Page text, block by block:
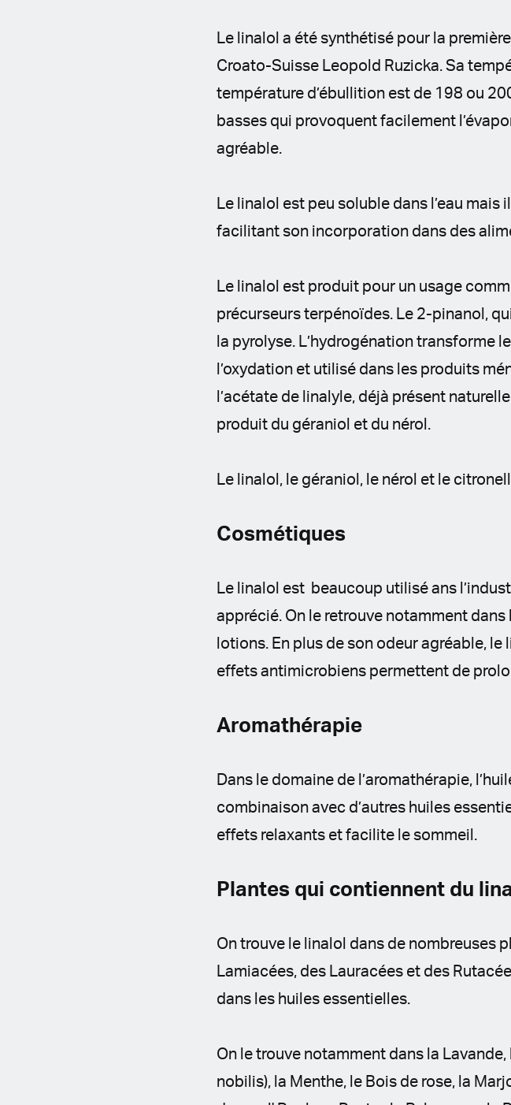
Le linalol a été synthétisé pour la
Croato-Suisse Leopold Ruzicka. Sa
température d’ébullition est de 198 ou
basses qui provoquent facilement
agréable.
Le linalol est peu soluble dans l’eau mais
facilitant son incorporation dans des
Le linalol est produit pour un usage
précurseurs terpénoïdes. Le 2-pinanol,
la pyrolyse. L’hydrogénation transforme
l’oxydation et utilisé dans les produits
l’acétate de linalyle, déjà présent
produit du géraniol et du nérol.
Le linalol, le géraniol, le nérol et le
Cosmétiques
Le linalol est beaucoup utilisé ans
apprécié. On le retrouve notamment
lotions. En plus de son odeur agréable,
effets antimicrobiens permettent de
Aromathérapie
Dans le domaine de l’aromathérapie,
combinaison avec d’autres huiles
effets relaxants et facilite le sommeil.
Plantes qui contiennent du
On trouve le linalol dans de nombreuses
Lamiacées, des Lauracées et des
dans les huiles essentielles.
On le trouve notamment dans la
nobilis), la Menthe, le Bois de rose, la